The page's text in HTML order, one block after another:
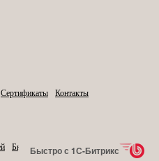
Сертификаты Контакты
Бытовая химия Карнизы
Быстро с 1С-Битрикс